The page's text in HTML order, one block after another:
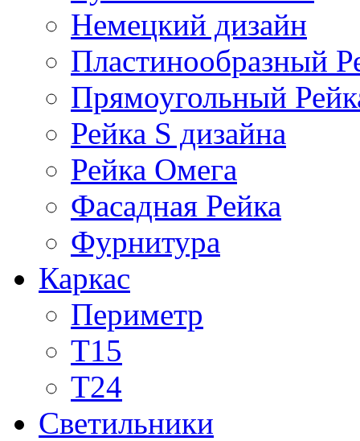
Немецкий дизайн
Пластинообразный
Прямоугольный
Рейка S дизайна
Рейка Омега
Фасадная Рейка
Фурнитура
Каркас
Периметр
Т15
Т24
Светильники